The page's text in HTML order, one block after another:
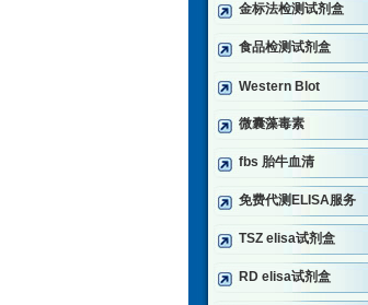
金标法检测试剂盒
食品检测试剂盒
Western Blot
微囊藻毒素
fbs 胎牛血清
免费代测ELISA服务
TSZ elisa试剂盒
RD elisa试剂盒